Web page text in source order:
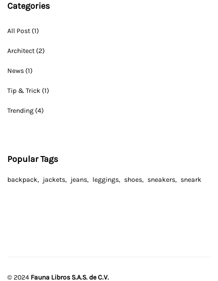
Categories
All Post (1)
Architect (2)
News (1)
Tip & Trick (1)
Trending (4)
Popular Tags
backpack jackets jeans leggings shoes sneakers sneark
© 2024 Fauna Libros S.A.S. de C.V.